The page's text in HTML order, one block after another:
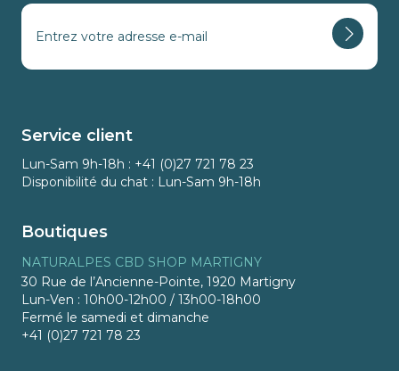
Service client
Lun-Sam 9h-18h : +41 (0)27 721 78 23
Disponibilité du chat : Lun-Sam 9h-18h
Boutiques
NATURALPES CBD SHOP MARTIGNY
30 Rue de l’Ancienne-Pointe, 1920 Martigny
Lun-Ven : 10h00-12h00 / 13h00-18h00
Fermé le samedi et dimanche
+41 (0)27 721 78 23